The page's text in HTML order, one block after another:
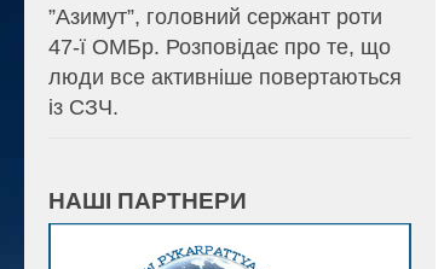
⁨”Азимут”, головний сержант роти
47-ї ОМБр. Розповідає про те, що
люди все активніше повертаються
із СЗЧ.
НАШІ ПАРТНЕРИ